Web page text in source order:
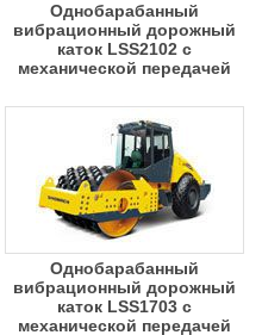
Однобарабанный
вибрационный дорожный
каток LSS2102 с
механической передачей
Однобарабанный
вибрационный дорожный
каток LSS1703 с
механической передачей